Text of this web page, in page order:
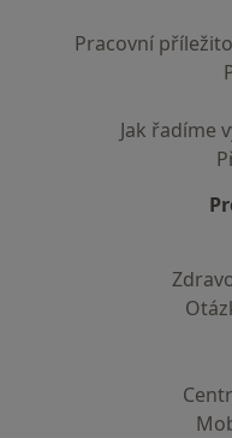
Pracovní
Jak řadíme